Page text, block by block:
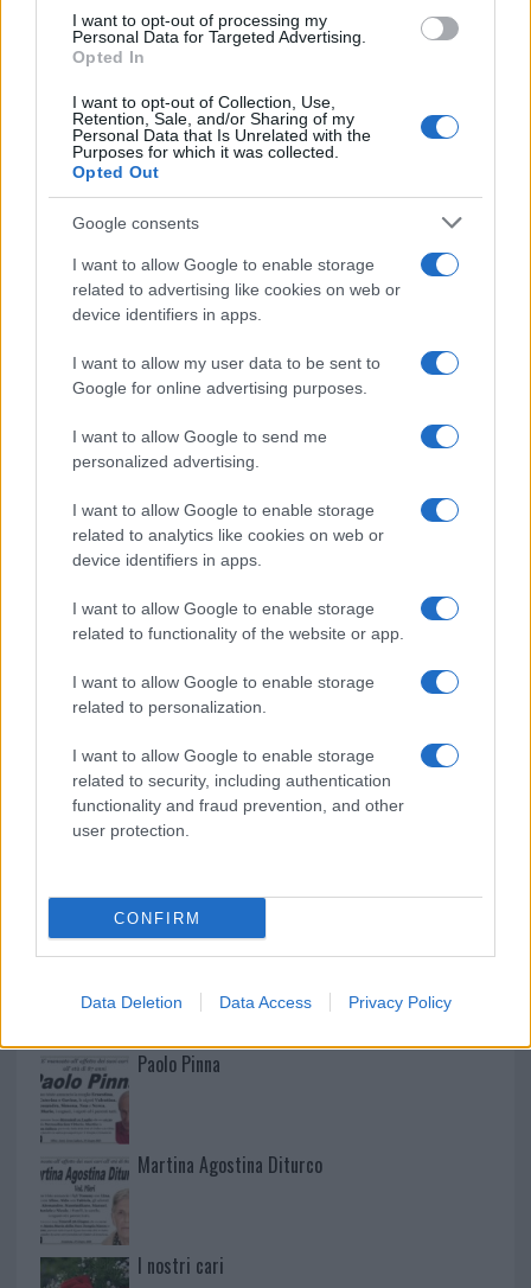
I want to opt-out of processing my
Personal Data for Targeted Advertising.
Opted In
I want to opt-out of Collection, Use,
Retention, Sale, and/or Sharing of my
Personal Data that Is Unrelated with the
Purposes for which it was collected.
Opted Out
Google consents
I want to allow Google to enable storage
related to advertising like cookies on web or
device identifiers in apps.
I want to allow my user data to be sent to
Google for online advertising purposes.
I want to allow Google to send me
personalized advertising.
I want to allow Google to enable storage
related to analytics like cookies on web or
device identifiers in apps.
I want to allow Google to enable storage
related to functionality of the website or app.
I want to allow Google to enable storage
related to personalization.
I want to allow Google to enable storage
related to security, including authentication
functionality and fraud prevention, and other
user protection.
CONFIRM
Data Deletion Data Access Privacy Policy
È morto Francesco Guccini, il maestro che
Nuovo sportello rifiuti a Palau, una svolta per gli
utenti
Migliori agenzie per l’Attestazione SOA in Italia:
lista delle 4 realtà più efficienti nella g…
“Sul filo del discorso”: sold out ad Olbia per il
reading su Atzeni
La Maddalena, festa per i 30 anni del Diving
Esce di strada con l’auto ad Arzachena: ferito il
NECROLOGIE
Mario Malu
Paolo Pinna
Martina Agostina Diturco
I nostri cari